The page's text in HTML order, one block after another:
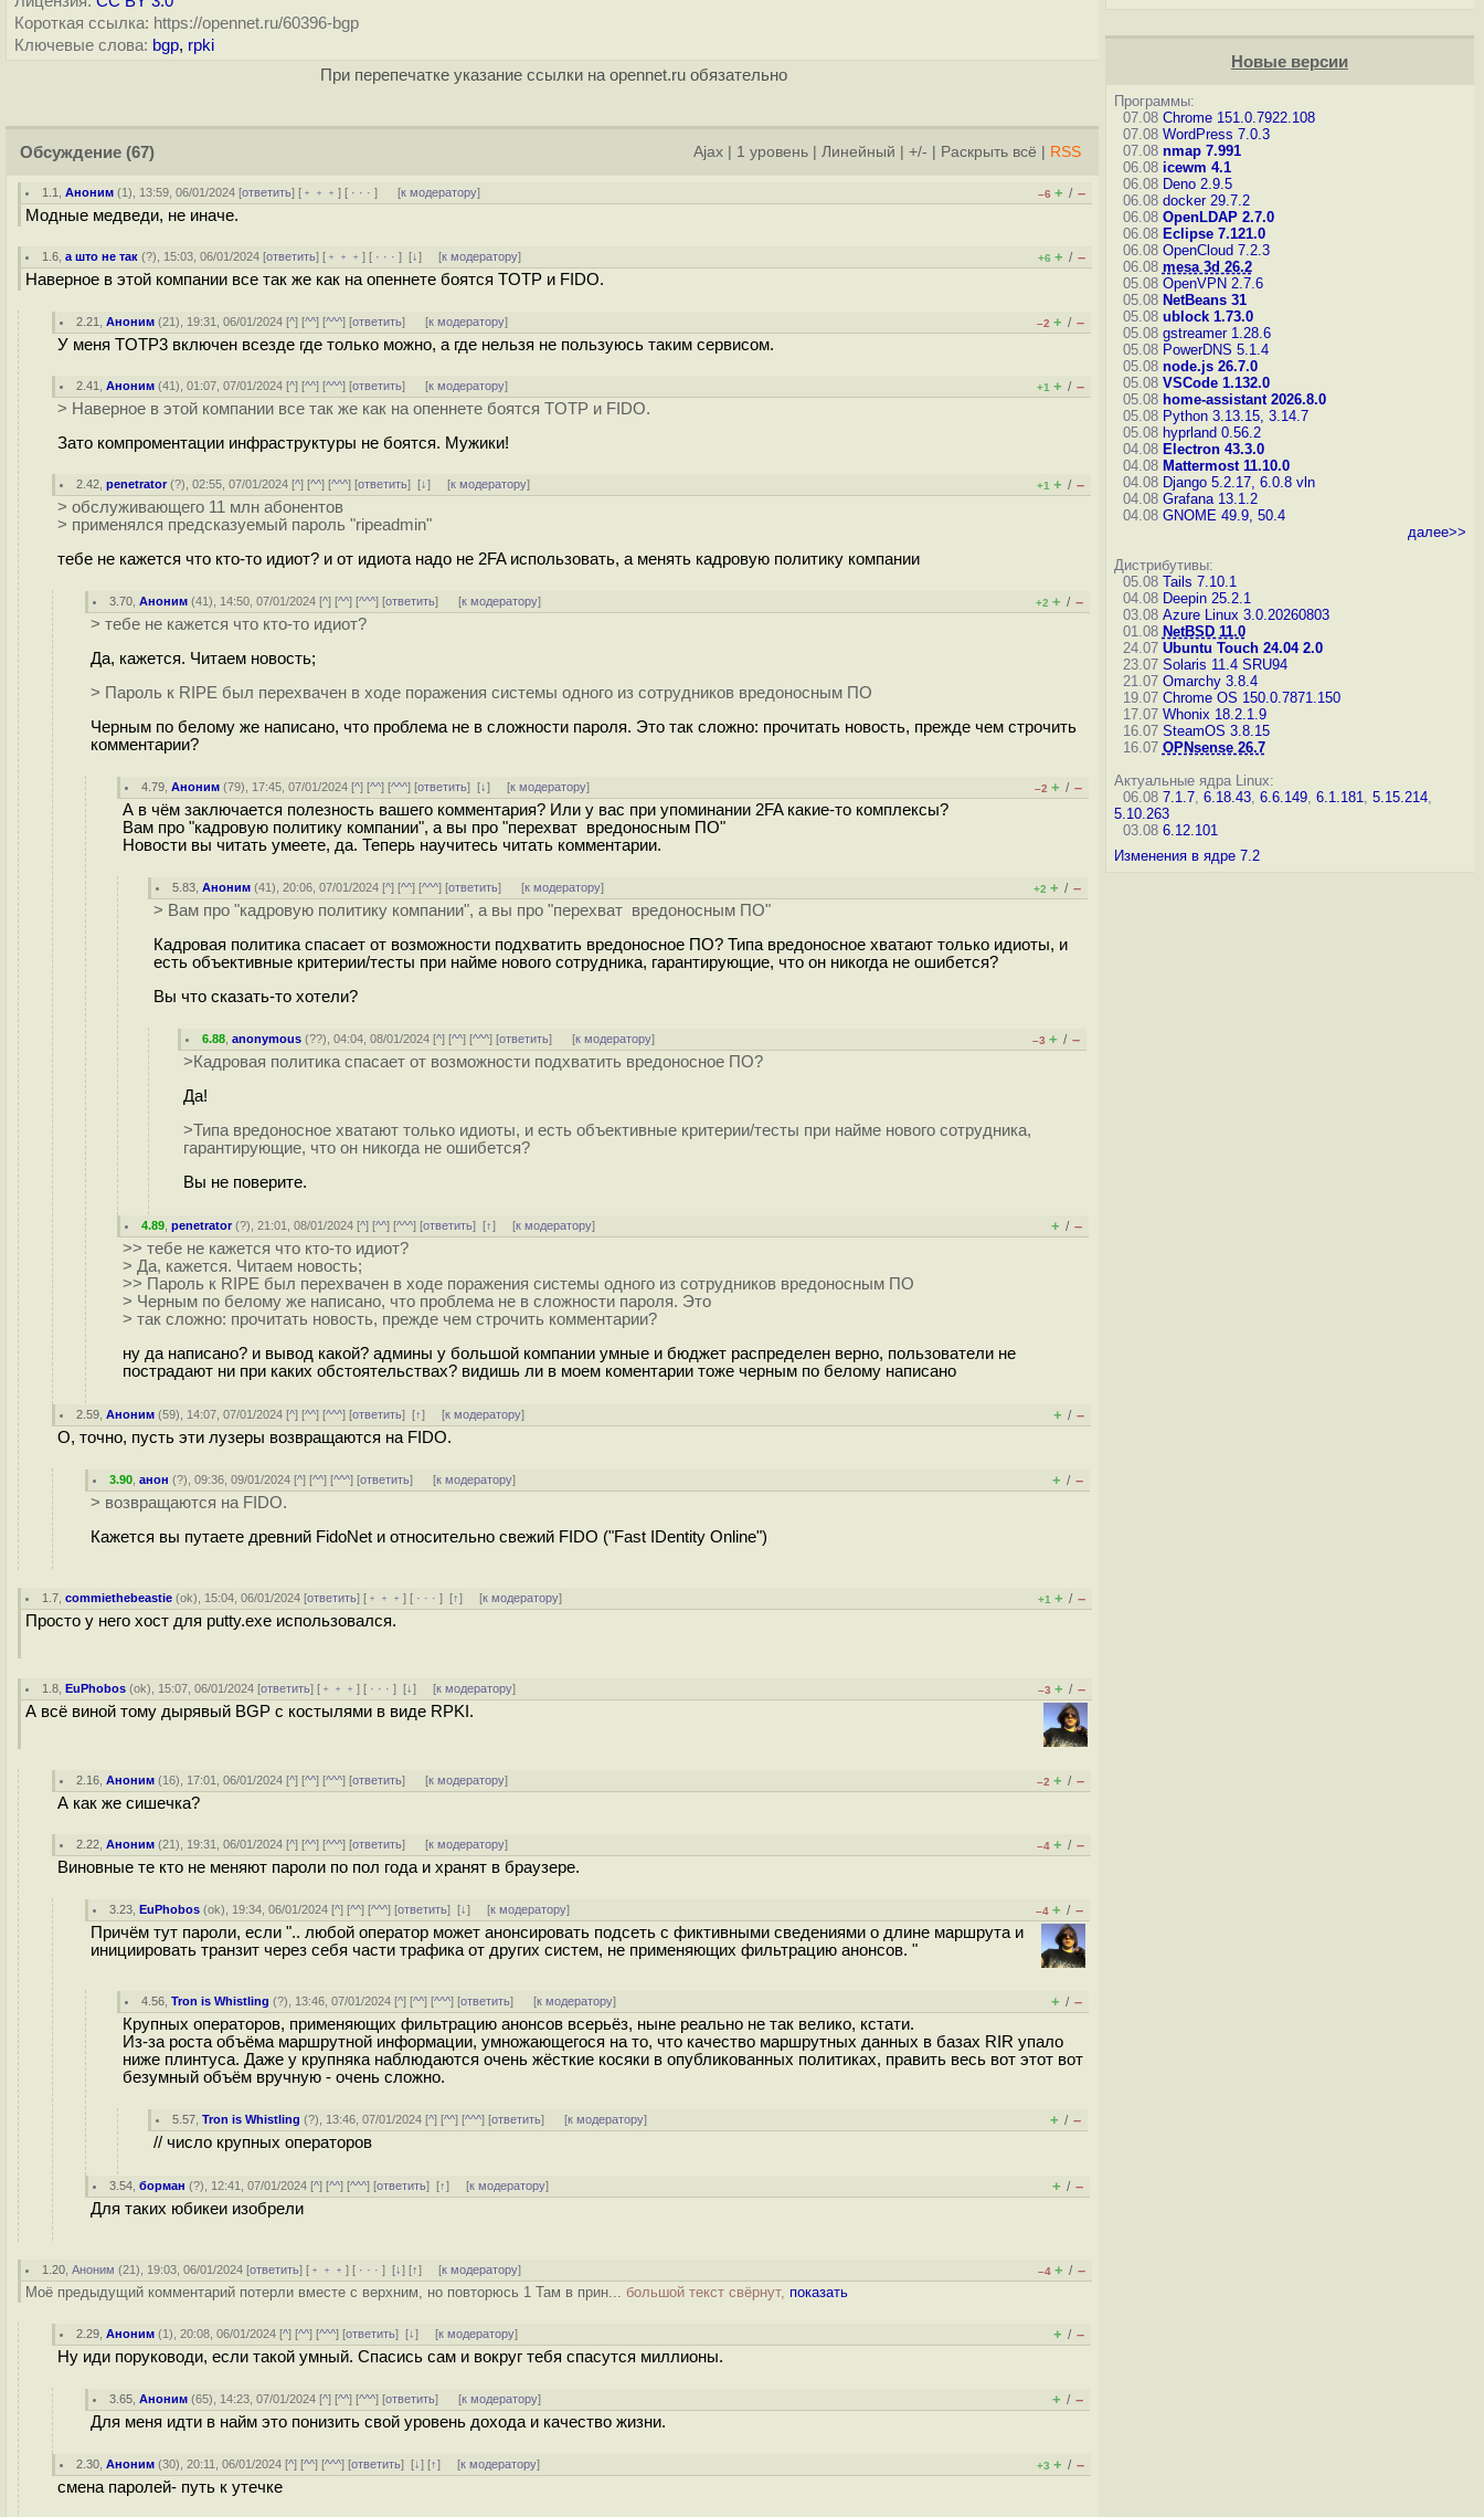
Короткая ссылка: https://opennet.ru/60396-bgp
Ключевые слова: bgp, rpki
При перепечатке указание ссылки на opennet.ru обязательно
Обсуждение (67) Ajax 1 уровень Линейный +/- Раскрыть всё RSS
1.1 ,Аноним (1), 13:59, 06/01/2024 [ответить] [ ﹢﹢﹢] [ · · ·] [к модератору] –6 + / –
Модные медведи, не иначе.
1.6 ,а што не так (?), 15:03, 06/01/2024 [ответить] [ ﹢﹢﹢] [ · · ·][↓] [к модератору] +6 + / –
Наверное в этой компании все так же как на опеннете боятся TOTP и FIDO.
2.21 ,Аноним (21), 19:31, 06/01/2024 [^] [^^] [^^^] [ответить] [к модератору] –2 + / –
У меня TOTP3 включен всезде где только можно, а где нельзя не пользуюсь таким сервисом.
2.41 ,Аноним (41), 01:07, 07/01/2024 [^] [^^] [^^^] [ответить] [к модератору] +1 + / –
> Наверное в этой компании все так же как на опеннете боятся TOTP и FIDO.
Зато компроментации инфраструктуры не боятся. Мужики!
2.42 ,penetrator(?), 02:55, 07/01/2024 [^] [^^] [^^^] [ответить][↓] [к модератору] +1 + / –
> обслуживающего 11 млн абонентов
> применялся предсказуемый пароль "ripeadmin"
тебе не кажется что кто-то идиот? и от идиота надо не 2FA использовать, а менять кадровую политику компании
3.70 ,Аноним (41), 14:50, 07/01/2024 [^] [^^] [^^^] [ответить] [к модератору] +2 + / –
> тебе не кажется что кто-то идиот?
Да, кажется. Читаем новость;
> Пароль к RIPE был перехвачен в ходе поражения системы одного из сотрудников вредоносным ПО
Черным по белому же написано, что проблема не в сложности пароля. Это так сложно: прочитать новость, прежде чем строчить
комментарии?
4.79 ,Аноним (79), 17:45, 07/01/2024 [^] [^^] [^^^] [ответить][↓] [к модератору] –2 + / –
А в чём заключается полезность вашего комментария? Или у вас при упоминании 2FA какие-то комплексы?
Вам про "кадровую политику компании", а вы про "перехват вредоносным ПО"
Новости вы читать умеете, да. Теперь научитесь читать комментарии.
5.83 ,Аноним (41), 20:06, 07/01/2024 [^] [^^] [^^^] [ответить] [к модератору] +2 + / –
> Вам про "кадровую политику компании", а вы про "перехват вредоносным ПО"
Кадровая политика спасает от возможности подхватить вредоносное ПО? Типа вредоносное хватают только идиоты, и
есть объективные критерии/тесты при найме нового сотрудника, гарантирующие, что он никогда не ошибется?
Вы что сказать-то хотели?
6.88 ,anonymous (??), 04:04, 08/01/2024 [^] [^^] [^^^] [ответить] [к модератору] –3 + / –
>Кадровая политика спасает от возможности подхватить вредоносное ПО?
Да!
>Типа вредоносное хватают только идиоты, и есть объективные критерии/тесты при найме нового сотрудника,
гарантирующие, что он никогда не ошибется?
Вы не поверите.
4.89 ,penetrator(?), 21:01, 08/01/2024 [^] [^^] [^^^] [ответить][↑] [к модератору] + / –
>> тебе не кажется что кто-то идиот?
> Да, кажется. Читаем новость;
>> Пароль к RIPE был перехвачен в ходе поражения системы одного из сотрудников вредоносным ПО
> Черным по белому же написано, что проблема не в сложности пароля. Это
> так сложно: прочитать новость, прежде чем строчить комментарии?
ну да написано? и вывод какой? админы у большой компании умные и бюджет распределен верно, пользователи не
пострадают ни при каких обстоятельствах? видишь ли в моем коментарии тоже черным по белому написано
2.59 ,Аноним (59), 14:07, 07/01/2024 [^] [^^] [^^^] [ответить][↑] [к модератору] + / –
О, точно, пусть эти лузеры возвращаются на FIDO.
3.90 ,анон (?), 09:36, 09/01/2024 [^] [^^] [^^^] [ответить] [к модератору] + / –
> возвращаются на FIDO.
Кажется вы путаете древний FidoNet и относительно свежий FIDO ("Fast IDentity Online")
1.7 ,commiethebeastie (ok), 15:04, 06/01/2024 [ответить] [ ﹢﹢﹢] [ · · ·][↑] [к модератору] +1 + / –
Просто у него хост для putty.exe использовался.
1.8 ,EuPhobos (ok), 15:07, 06/01/2024 [ответить] [ ﹢﹢﹢] [ · · ·][↓] [к модератору] –3 + / –
А всё виной тому дырявый BGP с костылями в виде RPKI.
2.16 ,Аноним (16), 17:01, 06/01/2024 [^] [^^] [^^^] [ответить] [к модератору] –2 + / –
А как же сишечка?
2.22 ,Аноним (21), 19:31, 06/01/2024 [^] [^^] [^^^] [ответить] [к модератору] –4 + / –
Виновные те кто не меняют пароли по пол года и хранят в браузере.
3.23 ,EuPhobos (ok), 19:34, 06/01/2024 [^] [^^] [^^^] [ответить][↓] [к модератору] –4 + / –
Причём тут пароли, если ".. любой оператор может анонсировать подсеть с фиктивными сведениями о длине маршрута и
инициировать транзит через себя части трафика от других систем, не применяющих фильтрацию анонсов. "
4.56 ,Tron is Whistling (?), 13:46, 07/01/2024 [^] [^^] [^^^] [ответить] [к модератору] + / –
Крупных операторов, применяющих фильтрацию анонсов всерьёз, ныне реально не так велико, кстати.
Из-за роста объёма маршрутной информации, умножающегося на то, что качество маршрутных данных в базах RIR упало
ниже плинтуса. Даже у крупняка наблюдаются очень жёсткие косяки в опубликованных политиках, править весь вот этот вот
безумный объём вручную - очень сложно.
5.57 ,Tron is Whistling (?), 13:46, 07/01/2024 [^] [^^] [^^^] [ответить] [к модератору] + / –
// число крупных операторов
3.54 ,борман (?), 12:41, 07/01/2024 [^] [^^] [^^^] [ответить][↑] [к модератору] + / –
Для таких юбикеи изобрели
1.20 ,Аноним (21), 19:03, 06/01/2024 [ответить] [ ﹢﹢﹢] [ · · ·][↓] [↑] [к модератору] –4 + / –
Моё предыдущий комментарий потерли вместе с верхним, но повторюсь 1 Там в прин... большой текст свёрнут, показать
2.29 ,Аноним (1), 20:08, 06/01/2024 [^] [^^] [^^^] [ответить][↓] [к модератору] + / –
Ну иди поруководи, если такой умный. Спасись сам и вокруг тебя спасутся миллионы.
3.65 ,Аноним (65), 14:23, 07/01/2024 [^] [^^] [^^^] [ответить] [к модератору] + / –
Для меня идти в найм это понизить свой уровень дохода и качество жизни.
2.30 ,Аноним (30), 20:11, 06/01/2024 [^] [^^] [^^^] [ответить][↓] [↑] [к модератору] +3 + / –
смена паролей- путь к утечке
Новые версии
Программы:
07.08 Chrome 151.0.7922.108
07.08 WordPress 7.0.3
07.08 nmap 7.991
06.08 icewm 4.1
06.08 Deno 2.9.5
06.08 docker 29.7.2
06.08 OpenLDAP 2.7.0
06.08 Eclipse 7.121.0
06.08 OpenCloud 7.2.3
06.08 mesa 3d 26.2
05.08 OpenVPN 2.7.6
05.08 NetBeans 31
05.08 ublock 1.73.0
05.08 gstreamer 1.28.6
05.08 PowerDNS 5.1.4
05.08 node.js 26.7.0
05.08 VSCode 1.132.0
05.08 home-assistant 2026.8.0
05.08 Python 3.13.15, 3.14.7
05.08 hyprland 0.56.2
04.08 Electron 43.3.0
04.08 Mattermost 11.10.0
04.08 Django 5.2.17, 6.0.8 vln
04.08 Grafana 13.1.2
04.08 GNOME 49.9, 50.4
далее>>
Дистрибутивы:
05.08 Tails 7.10.1
04.08 Deepin 25.2.1
03.08 Azure Linux 3.0.20260803
01.08 NetBSD 11.0
24.07 Ubuntu Touch 24.04 2.0
23.07 Solaris 11.4 SRU94
21.07 Omarchy 3.8.4
19.07 Chrome OS 150.0.7871.150
17.07 Whonix 18.2.1.9
16.07 SteamOS 3.8.15
16.07 OPNsense 26.7
Актуальные ядра Linux:
06.08 7.1.7, 6.18.43, 6.6.149, 6.1.181, 5.15.214,
5.10.263
03.08 6.12.101
Изменения в ядре 7.2